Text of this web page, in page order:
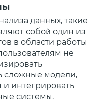
данных, такие
собой один из
в области работы
не
сложные модели,
и интегрировать
системы.